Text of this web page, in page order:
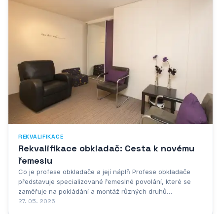
REKVALIFIKACE
Rekvalifikace obkladač: Cesta k novému
řemeslu
Co je profese obkladače a její náplň Profese obkladače
představuje specializované řemeslné povolání, které se
zaměřuje na pokládání a montáž různých druhů
obkladových materiálů na stěny, podlahy a další povrchy v
27. 05. 2026